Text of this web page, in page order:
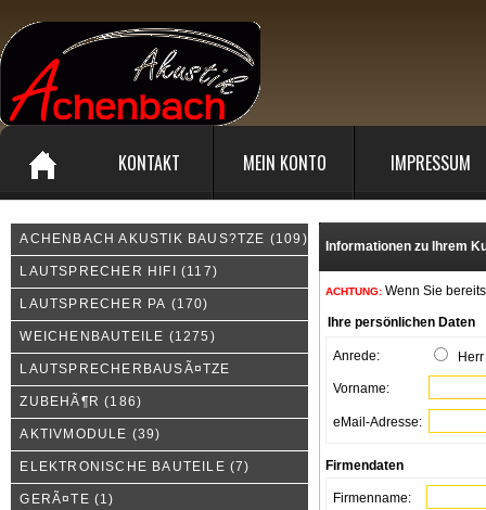
KONTAKT MEIN KONTO IMPRESSUM
ACHENBACH AKUSTIK BAUS?TZE (109)
LAUTSPRECHER HIFI (117)
LAUTSPRECHER PA (170)
WEICHENBAUTEILE (1275)
LAUTSPRECHERBAUSÃ¤TZE
ZUBEHÃ¶R (186)
AKTIVMODULE (39)
ELEKTRONISCHE BAUTEILE (7)
GERÃ¤TE (1)
Informationen zu Ihrem
ACHTUNG: Wenn Sie
Ihre persönlichen Daten
Anrede:
Vorname:
eMail-Adresse:
Firmendaten
Firmenname: